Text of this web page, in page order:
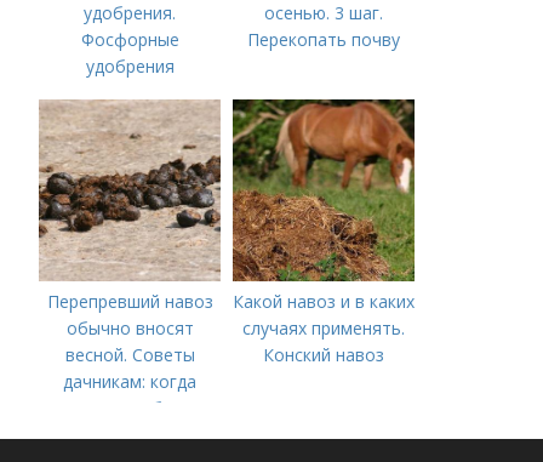
удобрения.
Фосфорные
удобрения
осенью. 3 шаг.
Перекопать почву
Перепревший навоз
обычно вносят
весной. Советы
дачникам: когда
вносить удобрение
— весной или осенью
Какой навоз и в каких
случаях применять.
Конский навоз